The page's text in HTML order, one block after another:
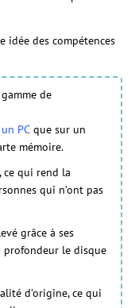
idée des compétences
de
PC que sur un
mémoire.
ce qui rend la
qui n’ont pas
grâce à ses
profondeur le disque
d’origine, ce qui